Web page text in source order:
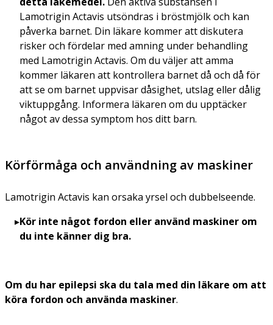
Lamotrigin Actavis utsöndras i bröstmjölk och kan
påverka barnet. Din läkare kommer att diskutera
risker och fördelar med amning under behandling
med Lamotrigin Actavis. Om du väljer att amma
kommer läkaren att kontrollera barnet då och då för
att se om barnet uppvisar dåsighet, utslag eller dålig
viktuppgång. Informera läkaren om du upptäcker
något av dessa symptom hos ditt barn.
Körförmåga och användning av maskiner
Lamotrigin Actavis kan orsaka yrsel och dubbelseende.
Kör inte något fordon eller använd maskiner om
du inte känner dig bra.
Om du har epilepsi ska du tala med din läkare om att
köra fordon och använda maskiner.